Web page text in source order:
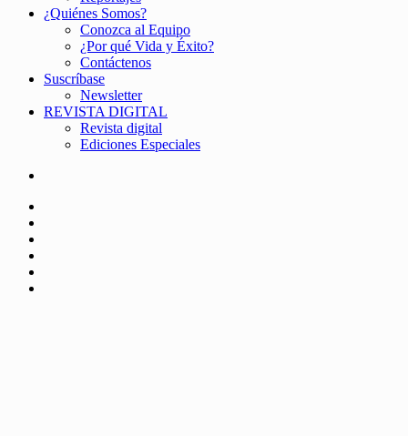
¿Quiénes Somos?
Conozca al Equipo
¿Por qué Vida y Éxito?
Contáctenos
Suscríbase
Newsletter
REVISTA DIGITAL
Revista digital
Ediciones Especiales